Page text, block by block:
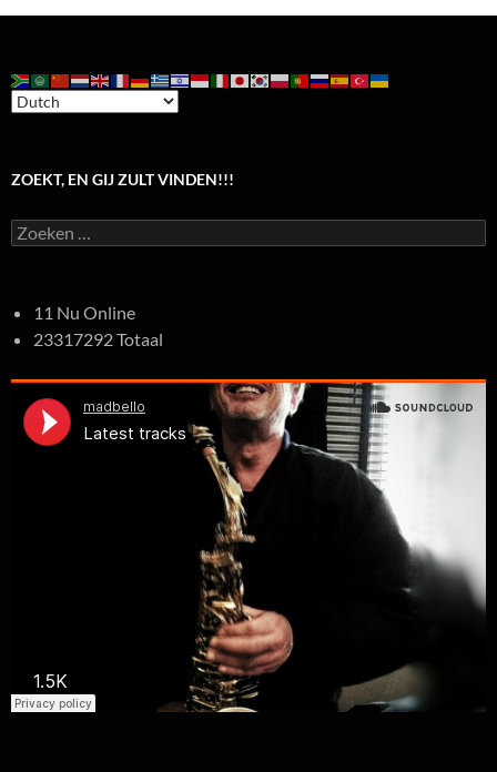
ZOEKT, EN GIJ ZULT VINDEN!!!
Zoeken
naar:
11 Nu Online
23317292 Totaal